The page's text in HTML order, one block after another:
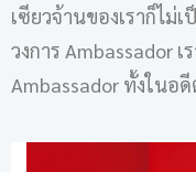
เซียวจ้านของเราก็ไม่
วงการ Ambassador
Ambassador ทั้งในอ